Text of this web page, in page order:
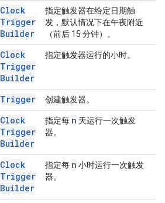
Clock
Trigger
Builder
指定触发器在给定日期触
发，默认情况下在午夜附近
（前后 15 分钟）。
Clock
Trigger
Builder
指定触发器运行的小时。
Trigger 创建触发器。
Clock
Trigger
Builder
指定每 n 天运行一次触发
器。
Clock
Trigger
Builder
指定每 n 小时运行一次触发
器。